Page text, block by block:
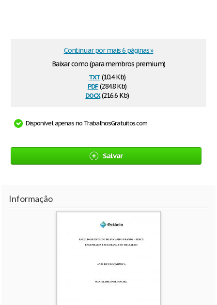
Baixar como (para membros premium)
txt(10.4 Kb)
pdf(284.8 Kb)
docx(216.6 Kb)
Continuar por mais 6 páginas »
Disponível apenas no TrabalhosGratuitos.com
Salvar
Informação